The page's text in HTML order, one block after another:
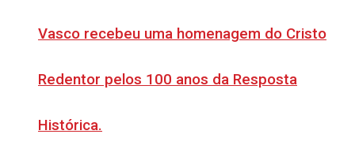
Vasco recebeu uma homenagem do Cristo
Redentor pelos 100 anos da Resposta
Histórica.